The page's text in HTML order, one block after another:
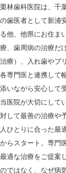
栗林歯科医院は、千
の歯医者として新浦
る他、他県にお住ま
療、歯周病の治療だ
治療）、入れ歯やブ
各専門医と連携して
添いながら安心して
当医院が大切にして
対して最善の治療や
人ひとりに合った最
からスタート。専門
最適な治療をご提案
のではなく、なぜ病